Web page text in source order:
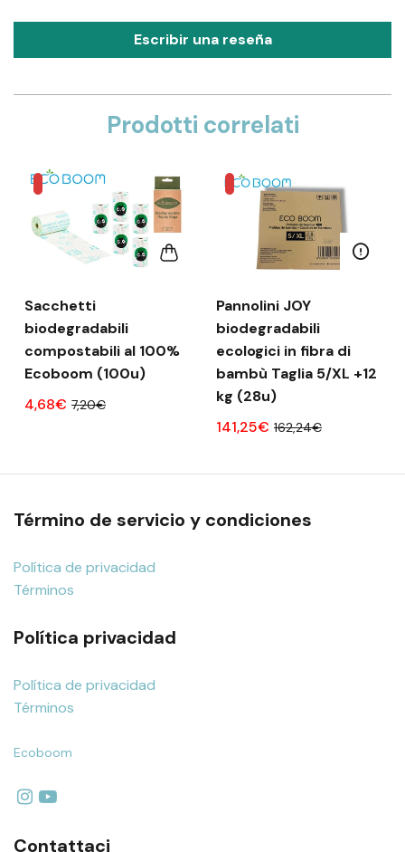
Escribir una reseña
Prodotti correlati
Sacchetti
biodegradabili
compostabili al 100%
Ecoboom (100u)
4,68€ 7,20€
Pannolini JOY
biodegradabili
ecologici in fibra di
bambù Taglia 5/XL +12
kg (28u)
141,25€ 162,24€
Término de servicio y condiciones
Política de privacidad
Términos
Política privacidad
Política de privacidad
Términos
Ecoboom
Contattaci